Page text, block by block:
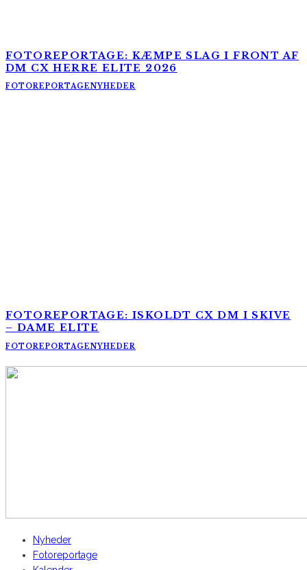
FOTOREPORTAGE: KÆMPE SLAG I FRONT AF
DM CX HERRE ELITE 2026
FOTOREPORTAGENYHEDER
FOTOREPORTAGE: ISKOLDT CX DM I SKIVE
– DAME ELITE
FOTOREPORTAGENYHEDER
Nyheder
Fotoreportage